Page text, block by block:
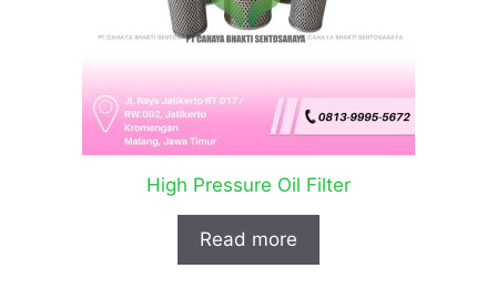
High Pressure Oil Filter
Read more